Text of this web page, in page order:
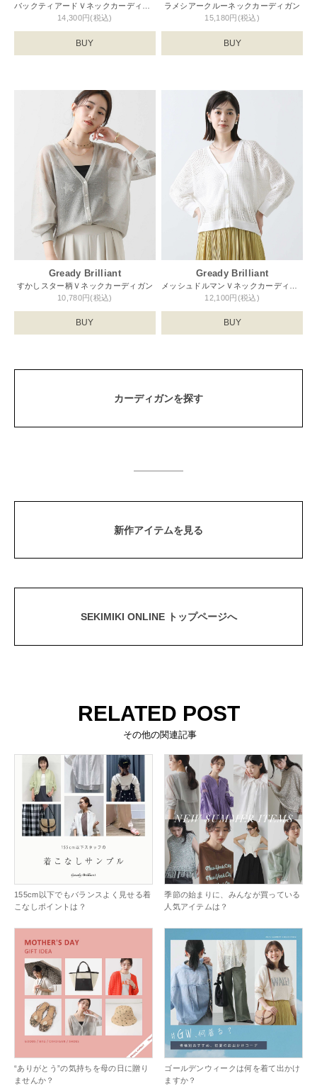
バックティアードＶネックカーディガン
14,300円(税込)
BUY
ラメシアークルーネックカーディガン
15,180円(税込)
BUY
Gready Brilliant
すかしスター柄Ｖネックカーディガン
10,780円(税込)
BUY
Gready Brilliant
メッシュドルマンＶネックカーディガン
12,100円(税込)
BUY
カーディガンを探す
新作アイテムを見る
SEKIMIKI ONLINE トップページへ
RELATED POST
その他の関連記事
155cm以下でもバランスよく見せる着
こなしポイントは？
季節の始まりに、みんなが買っている
人気アイテムは？
“ありがとう”の気持ちを母の日に贈り
ませんか？
ゴールデンウィークは何を着て出かけ
ますか？